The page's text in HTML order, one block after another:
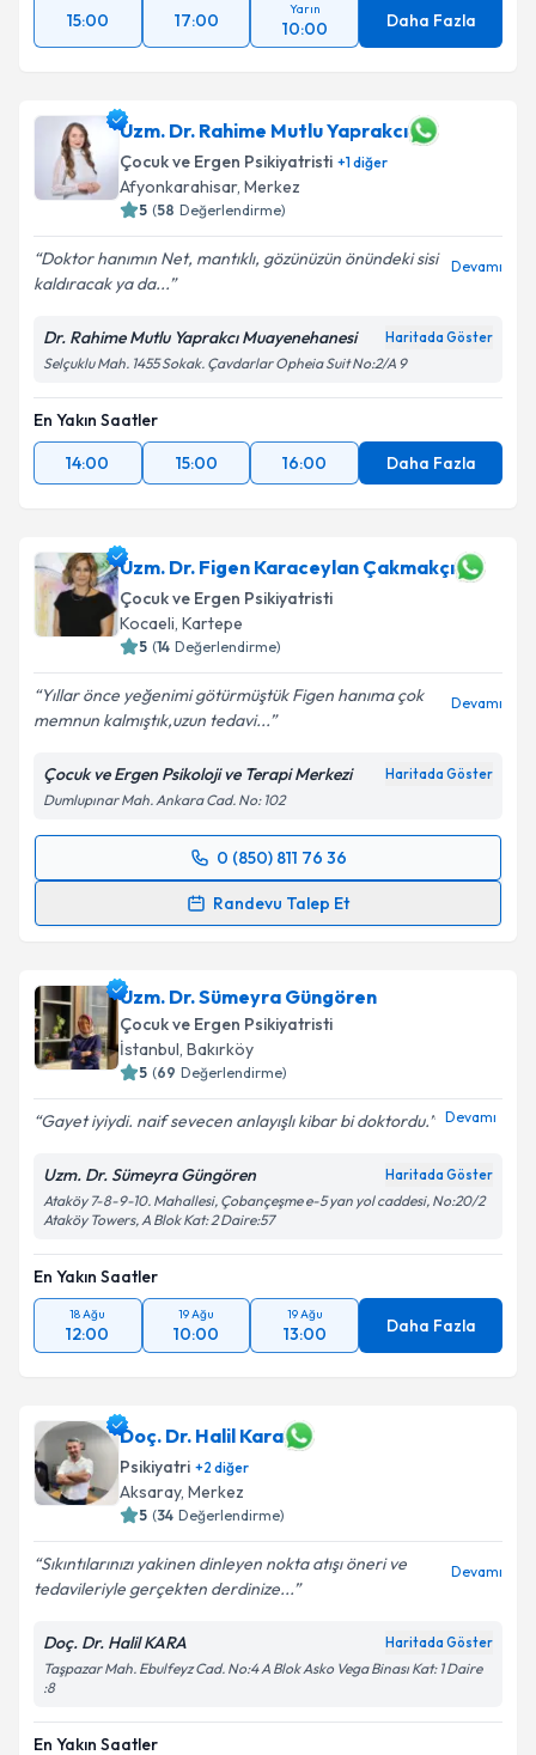
15:00 17:00
Yarın
10:00 Daha Fazla
Uzm. Dr. Rahime Mutlu Yaprakcı
Çocuk ve Ergen Psikiyatristi +1diğer
Afyonkarahisar, Merkez
5 (58 Değerlendirme)
Doktor hanımın Net, mantıklı, gözünüzün önündeki sisi
kaldıracak ya da...
Devamı
Dr. Rahime Mutlu Yaprakcı Muayenehanesi Haritada Göster
Selçuklu Mah. 1455 Sokak. Çavdarlar Opheia Suit No:2/A 9
En Yakın Saatler
14:00
15:00 16:00 Daha Fazla
Uzm. Dr. Figen Karaceylan Çakmakçı
Çocuk ve Ergen Psikiyatristi
Kocaeli, Kartepe
5 (14 Değerlendirme)
Yıllar önce yeğenimi götürmüştük Figen hanıma çok
memnun kalmıştık,uzun tedavi...
Devamı
Çocuk ve Ergen Psikoloji ve Terapi Merkezi Haritada Göster
Dumlupınar Mah. Ankara Cad. No: 102
0 (850) 811 76 36
Randevu Talep Et
Randevu Takvimi Talebi
almanız için bir takvim hazırlandığında e-posta ile
bilgilendireceğiz.
E-posta Adresiniz
Kişisel verilerimin işlenmesine ilişkin
Aydınlatma
Metni'ni okudum ve kişisel verilerimin belirtilen
kapsamda işlenmesini kabul ediyorum.
Takvim Talebini Gönder
Uzm. Dr. Sümeyra Güngören
Çocuk ve Ergen Psikiyatristi
İstanbul, Bakırköy
5 (69 Değerlendirme)
Gayet iyiydi. naif sevecen anlayışlı kibar bi doktordu. Devamı
Uzm. Dr. Sümeyra Güngören Haritada Göster
Ataköy 7-8-9-10. Mahallesi, Çobançeşme e-5 yan yol caddesi, No:20/2
Ataköy Towers, A Blok Kat: 2 Daire:57
En Yakın Saatler
18 Ağu
12:00
19 Ağu
10:00
19 Ağu
13:00 Daha Fazla
Doç. Dr. Halil Kara
Psikiyatri +2 diğer
Aksaray, Merkez
5 (34 Değerlendirme)
Sıkıntılarınızı yakinen dinleyen nokta atışı öneri ve
tedavileriyle gerçekten derdinize...
Devamı
Doç. Dr. Halil KARA Haritada Göster
Taşpazar Mah. Ebulfeyz Cad. No:4 A Blok Asko Vega Binası Kat: 1 Daire
:8
En Yakın Saatler